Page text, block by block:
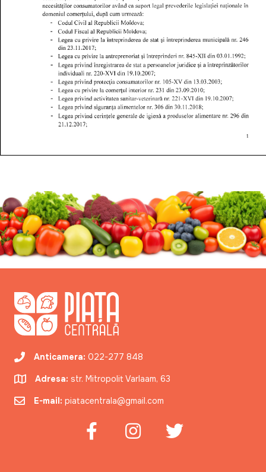
Anticamera: 022-277 848
Adresa: str. Mitropolit Varlaam, 63
E-mail: piatacentrala@gmail.com